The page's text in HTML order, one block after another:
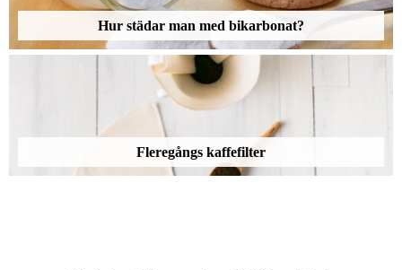
Hur städar man med bikarbonat?
Fleregångs kaffefilter